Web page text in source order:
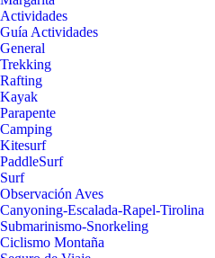
Actividades
Guía Actividades
General
Trekking
Rafting
Kayak
Parapente
Camping
Kitesurf
PaddleSurf
Surf
Observación Aves
Canyoning-Escalada-Rapel-Tirolina
Submarinismo-Snorkeling
Ciclismo Montaña